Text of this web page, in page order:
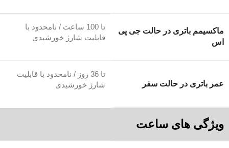
ماکسیمم باتری در حالت جی پی
اس
تا 100 ساعت / نامحدود با
قابلیت شارژ خورشیدی
عمر باتری در حالت سفر
تا 36 روز / نامحدود با قابلیت
شارژ خورشیدی
ویژگی های ساعت